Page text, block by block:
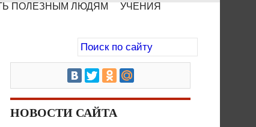
ПОЛЕЗНЫМ ЛЮДЯМ
УЧЕНИЯ
НОВОСТИ САЙТА